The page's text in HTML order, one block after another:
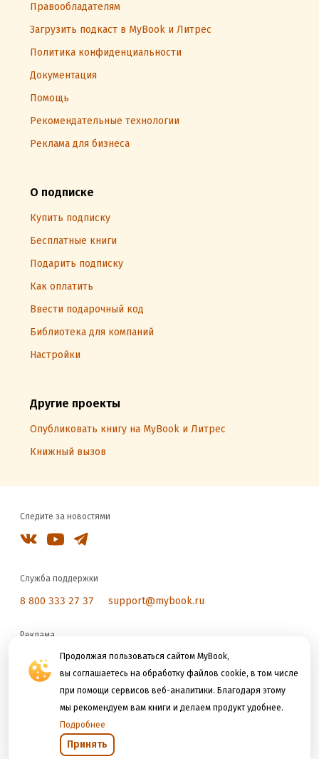
Продолжая пользоваться сайтом MyBook,
вы соглашаетесь на обработку файлов cookie, в том числе
при помощи сервисов веб-аналитики. Благодаря этому
мы рекомендуем вам книги и делаем продукт удобнее.
Подробнее
Принять
Правообладателям
Загрузить подкаст в MyBook и Литрес
Политика конфиденциальности
Документация
Помощь
Рекомендательные технологии
Реклама для бизнеса
О подписке
Купить подписку
Бесплатные книги
Подарить подписку
Как оплатить
Ввести подарочный код
Библиотека для компаний
Настройки
Другие проекты
Опубликовать книгу на MyBook и Литрес
Книжный вызов
Следите за новостями
Служба поддержки
8 800 333 27 37 support@mybook.ru
Реклама
reklama@litres.ru
Мы принимаем к оплате
Открыть в приложении